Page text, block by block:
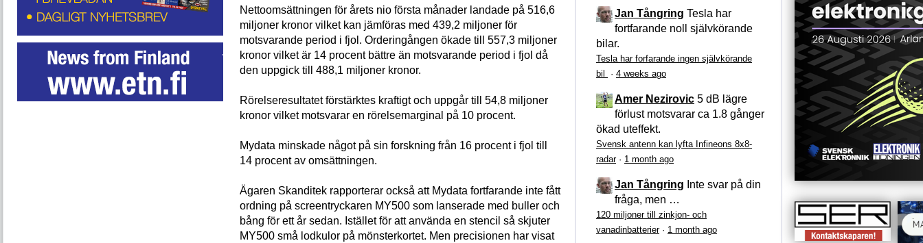
Nettoomsättningen för årets nio första månader landade på 516,6
miljoner kronor vilket kan jämföras med 439,2 miljoner för
motsvarande period i fjol. Orderingången ökade till 557,3 miljoner
kronor vilket är 14 procent bättre än motsvarande period i fjol då
den uppgick till 488,1 miljoner kronor.
Rörelseresultatet förstärktes kraftigt och uppgår till 54,8 miljoner
kronor vilket motsvarar en rörelsemarginal på 10 procent.
Mydata minskade något på sin forskning från 16 procent i fjol till
14 procent av omsättningen.
Ägaren Skanditek rapporterar också att Mydata fortfarande inte fått
ordning på screentryckaren MY500 som lanserade med buller och
bång för ett år sedan. Istället för att använda en stencil så skjuter
MY500 små lodkulor på mönsterkortet. Men precisionen har visat
Jan Tångring Tesla har
fortfarande noll självkörande
bilar.
Tesla har forfarande ingen självkörande
bil
· 4 weeks ago
Amer Nezirovic 5 dB lägre
förlust motsvarar ca 1.8 gånger
ökad uteffekt.
Svensk antenn kan lyfta Infineons 8x8-
radar· 1 month ago
Jan Tångring Inte svar på din
fråga, men …
120 miljoner till zinkjon- och
vanadinbatterier· 1 month ago